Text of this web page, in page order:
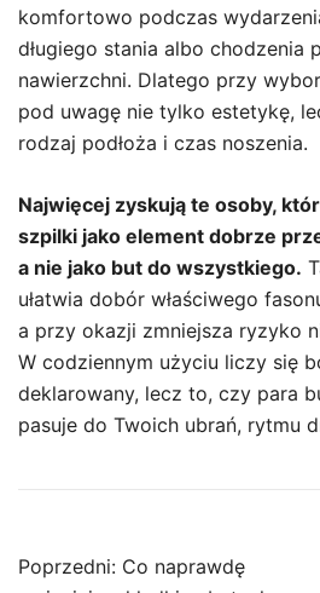
komfortowo podczas
długiego stania albo chodzenia
nawierzchni. Dlatego przy
pod uwagę nie tylko estetykę,
rodzaj podłoża i czas noszenia.
Najwięcej zyskują te osoby,
szpilki jako element dobrze
a nie jako but do wszystkiego.
ułatwia dobór właściwego
a przy okazji zmniejsza ryzyko
W codziennym użyciu liczy się
deklarowany, lecz to, czy para
pasuje do Twoich ubrań, rytmu
Nawigacja
Poprzedni: Co naprawdę